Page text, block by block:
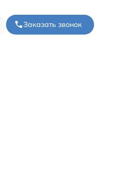
Заказать звонок